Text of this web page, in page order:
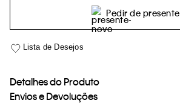
Pedir de presente
Detalhes do Produto
Envios e Devoluções